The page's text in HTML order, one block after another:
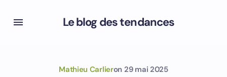
Le blog des tendances
Mathieu Carlieron 29 mai 2025